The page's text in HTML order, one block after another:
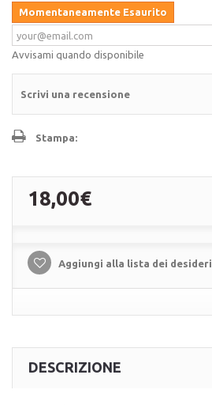
Momentaneamente Esaurito
Avvisami quando disponibile
Scrivi una recensione
Stampa:
18,00€
Aggiungi alla lista dei desideri
DESCRIZIONE